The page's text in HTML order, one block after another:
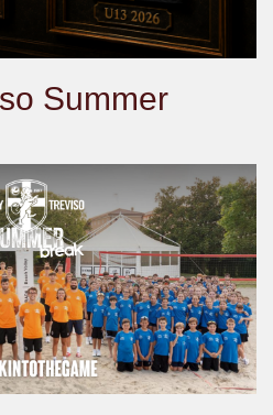
Summer